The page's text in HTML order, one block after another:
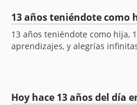
13 años teniéndote como
13 años teniéndote como hija,
aprendizajes, y alegrías
Hoy hace 13 años del día